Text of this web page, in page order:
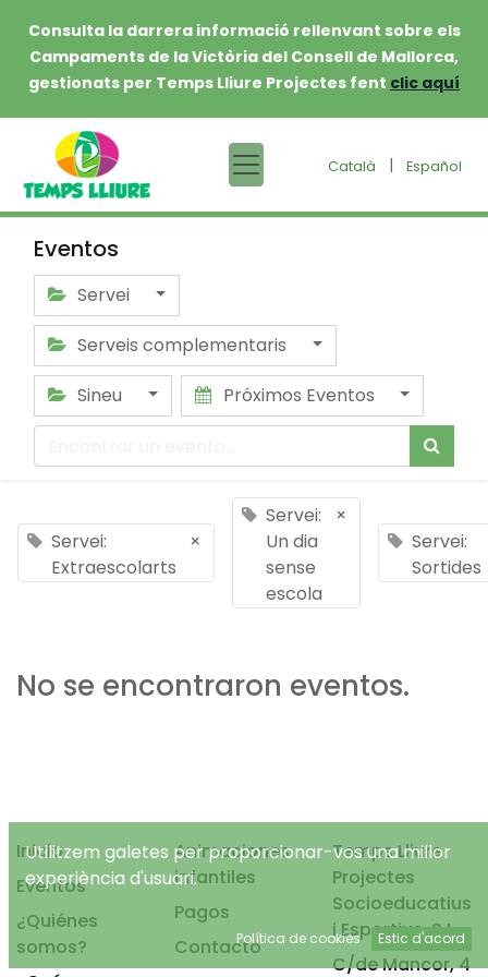
Consulta la darrera informació rellenvant sobre els
Campaments de la Victòria del Consell de Mallorca,
gestionats per Temps Lliure Projectes fent clic aquí
Català | Español
Eventos
Servei
Serveis complementaris
Sineu
Próximos Eventos
Servei:
Extraescolarts
×
Servei:
Un dia
sense
escola
×
Servei:
Sortides
No se encontraron eventos.
Inicio
Eventos
¿Quiénes
somos?
Animaciones
infantiles
Pagos
Contacto
Temps Lliure
Projectes
Socioeducatius
i Esportius, S.L.
C/de Mancor, 4
Utilitzem galetes per proporcionar-vos una millor
experiència d'usuari.
Política de cookies Estic d'acord